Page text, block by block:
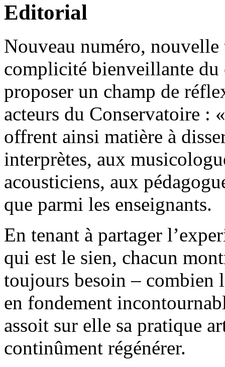
Editorial
Nouveau numéro,
complicité bienveillante du
proposer un champ de
acteurs du Conservatoire :
offrent ainsi matière à
interprètes, aux
acousticiens, aux
que parmi les enseignants.
En tenant à partager
qui est le sien, chacun
toujours besoin – combien
en fondement
assoit sur elle sa pratique
continûment régénérer.